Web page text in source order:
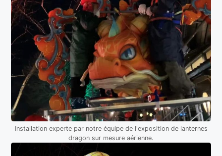
Installation experte par notre équipe de l'exposition de lanternes
dragon sur mesure aérienne.